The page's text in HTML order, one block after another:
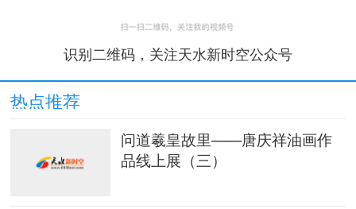
识别二维码，关注天水新时空公众号
热点推荐
问道羲皇故里——唐庆祥油画作
品线上展（三）